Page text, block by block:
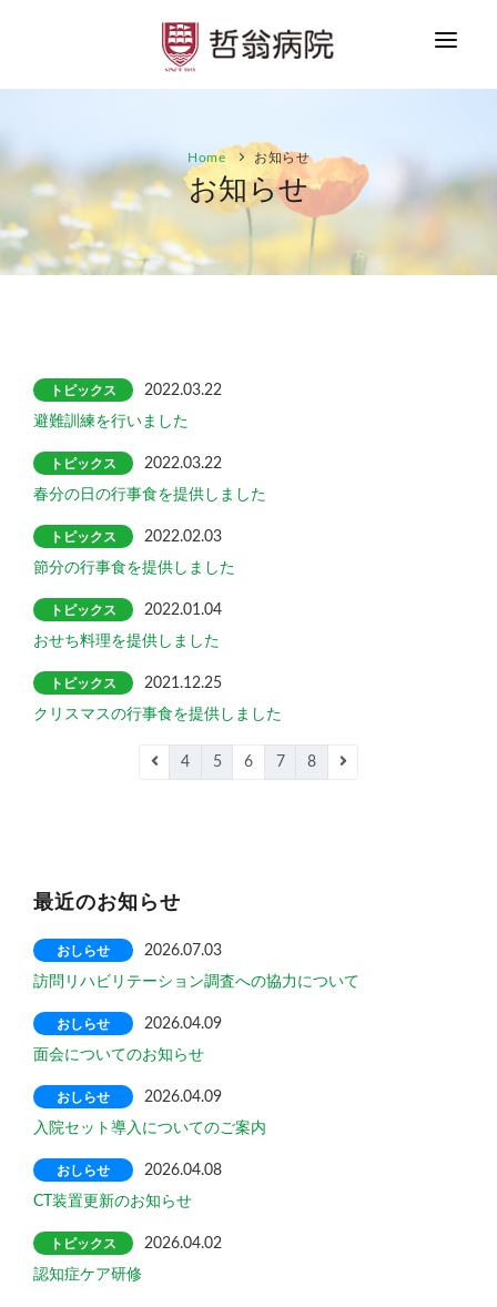
お知らせ
ご案内
患者さまへ
採用情報
お問合せ
Home お知らせ
お知らせ
トピックス
2022.03.22
避難訓練を行いました
トピックス
2022.03.22
春分の日の行事食を提供しました
トピックス
2022.02.03
節分の行事食を提供しました
トピックス
2022.01.04
おせち料理を提供しました
トピックス
2021.12.25
クリスマスの行事食を提供しました
4 5 6 7 8
最近のお知らせ
おしらせ
2026.07.03
訪問リハビリテーション調査への協力について
おしらせ
2026.04.09
面会についてのお知らせ
おしらせ
2026.04.09
入院セット導入についてのご案内
おしらせ
2026.04.08
CT装置更新のお知らせ
トピックス
2026.04.02
認知症ケア研修